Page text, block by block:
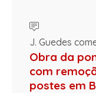
J. Guedes
Obra da
com
postes em